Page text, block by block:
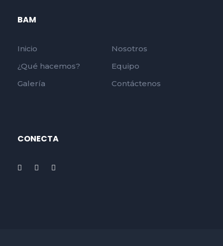
BAM
Inicio
Nosotros
¿Qué hacemos?
Equipo
Galería
Contáctenos
CONECTA